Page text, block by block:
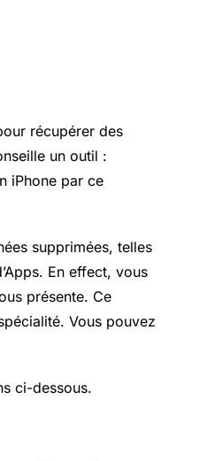
récupérer des
un outil :
iPhone par ce
supprimées, telles
En effect, vous
présente. Ce
Vous pouvez
ci-dessous.